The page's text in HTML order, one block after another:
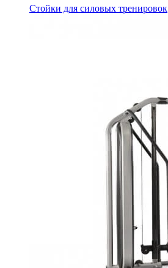
Стойки для силовых тренировок